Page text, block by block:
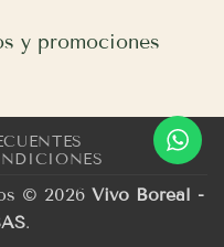
y promociones
© 2026 Vivo Boreal -
.